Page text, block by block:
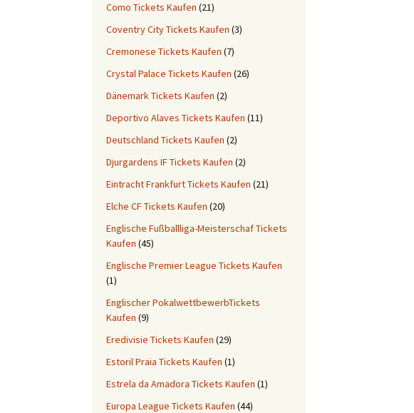
Como Tickets Kaufen (21)
Coventry City Tickets Kaufen (3)
Cremonese Tickets Kaufen (7)
Crystal Palace Tickets Kaufen (26)
Dänemark Tickets Kaufen (2)
Deportivo Alaves Tickets Kaufen (11)
Deutschland Tickets Kaufen (2)
Djurgardens IF Tickets Kaufen (2)
Eintracht Frankfurt Tickets Kaufen (21)
Elche CF Tickets Kaufen (20)
Englische Fußballliga-Meisterschaf Tickets
Kaufen (45)
Englische Premier League Tickets Kaufen
(1)
Englischer PokalwettbewerbTickets
Kaufen (9)
Eredivisie Tickets Kaufen (29)
Estoril Praia Tickets Kaufen (1)
Estrela da Amadora Tickets Kaufen (1)
Europa League Tickets Kaufen (44)